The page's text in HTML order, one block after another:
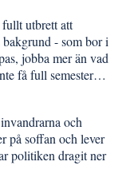
utbrett att
- som bor i
jobba mer än vad
få full semester…
och
på soffan och lever
politiken dragit ner